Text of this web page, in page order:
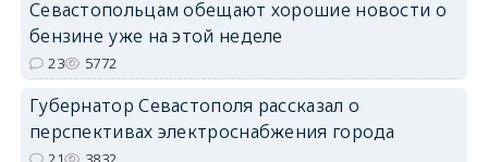
Севастопольцам обещают хорошие новости о
бензине уже на этой неделе
23 5772
Губернатор Севастополя рассказал о
перспективах электроснабжения города